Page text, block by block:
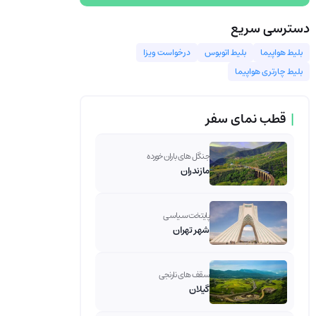
دسترسی سریع
بلیط هواپیما بلیط اتوبوس
درخواست ویزا
بلیط چارتری هواپیما
| قطب نمای سفر
جنگل های باران خورده
مازندران
پایتخت سیاسی
شهر تهران
سقف های نارنجی
گیلان